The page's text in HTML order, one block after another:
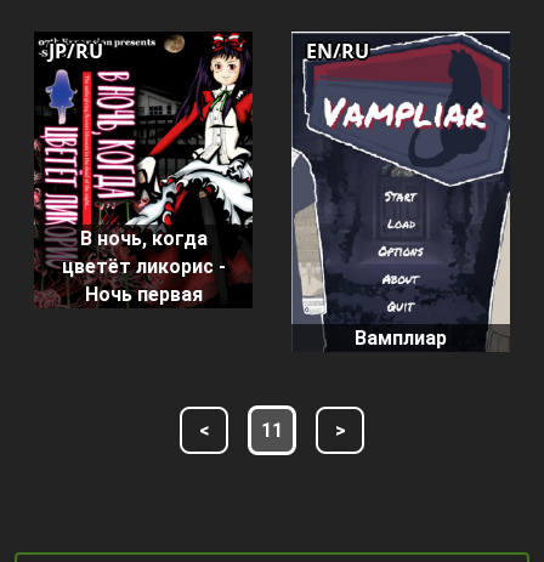
В ночь, когда
цветёт ликорис -
Ночь первая
JP/RU
Вамплиар
EN/RU
< 11 >